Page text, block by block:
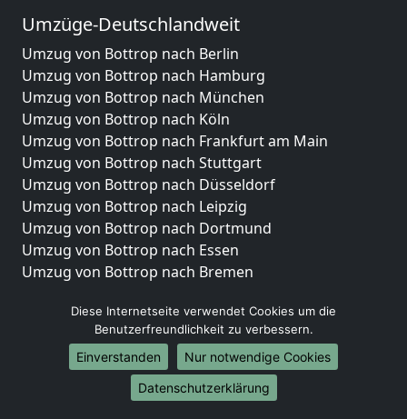
Umzüge-Deutschlandweit
Umzug von Bottrop nach Berlin
Umzug von Bottrop nach Hamburg
Umzug von Bottrop nach München
Umzug von Bottrop nach Köln
Umzug von Bottrop nach Frankfurt am Main
Umzug von Bottrop nach Stuttgart
Umzug von Bottrop nach Düsseldorf
Umzug von Bottrop nach Leipzig
Umzug von Bottrop nach Dortmund
Umzug von Bottrop nach Essen
Umzug von Bottrop nach Bremen
Umzug von Bottrop nach Hannover
Umzug von Bottrop nach Nürnberg
Umzug von Bottrop nach Duisburg
Umzug von Bottrop nach Bochum
Umzug von Bottrop nach Wuppertal
Diese Internetseite verwendet Cookies um die
Benutzerfreundlichkeit zu verbessern.
Einverstanden
Nur notwendige Cookies
Datenschutzerklärung